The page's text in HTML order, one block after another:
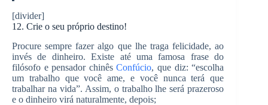
[divider]
12. Crie o seu próprio destino!
Procure sempre fazer algo que lhe traga felicidade, ao
invés de dinheiro. Existe até uma famosa frase do
filósofo e pensador chinêsConfúcio, que diz: “escolha
um trabalho que você ame, e você nunca terá que
trabalhar na vida”. Assim, o trabalho lhe será prazeroso
e o dinheiro virá naturalmente, depois;